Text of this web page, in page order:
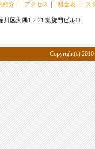
紹介 アクセス 料金表 ス
川区大隅1-2-21 凱旋門ビル1F
Copyright(c)